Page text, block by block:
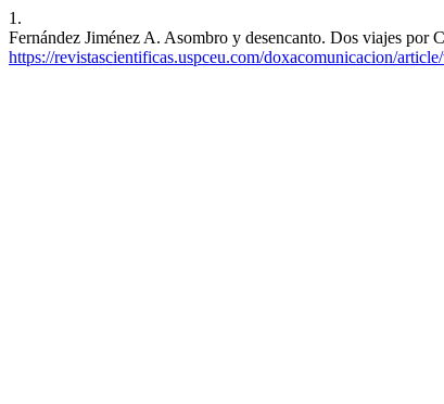
1.
Fernández Jiménez A. Asombro y desencanto. Dos viajes
https://revistascientificas.uspceu.com/doxacomunicacion/